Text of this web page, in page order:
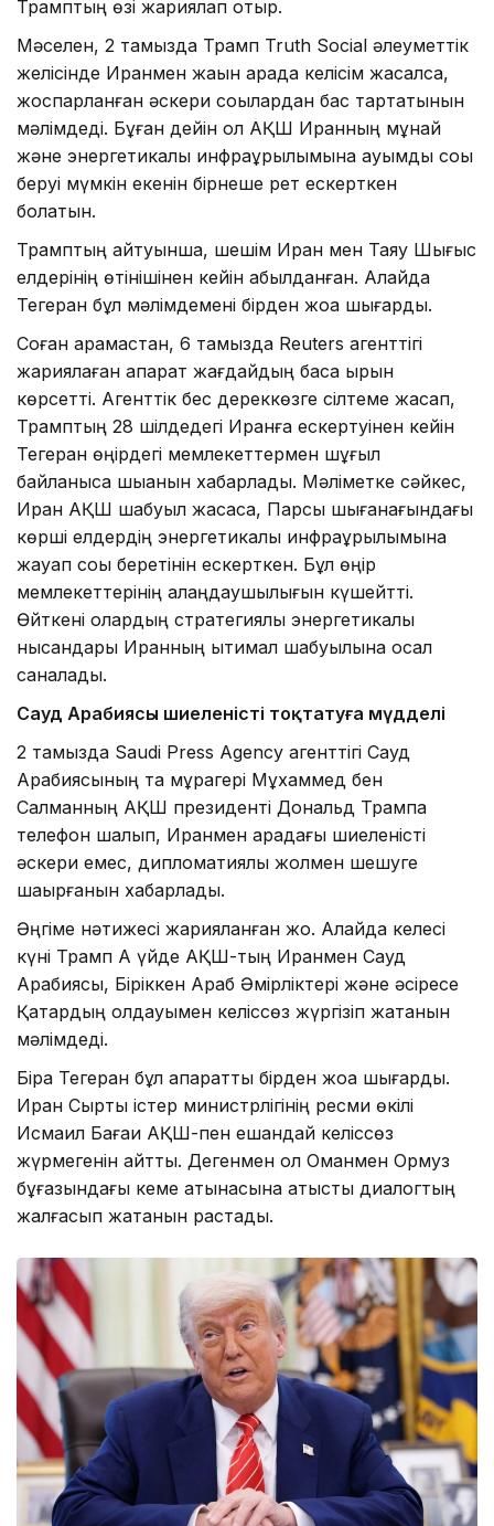
Трамптың өзі жариялап отыр.
Мәселен, 2 тамызда Трамп Truth Social әлеуметтік
желісінде Иранмен жақын арада келісім жасалса,
жоспарланған әскери соққылардан бас тартатынын
мәлімдеді. Бұған дейін ол АҚШ Иранның мұнай
және энергетикалық инфрақұрылымына ауқымды соққы
беруі мүмкін екенін бірнеше рет ескерткен
болатын.
Трамптың айтуынша, шешім Иран мен Таяу Шығыс
елдерінің өтінішінен кейін қабылданған. Алайда
Тегеран бұл мәлімдемені бірден жоққа шығарды.
Соған қарамастан, 6 тамызда Reuters агенттігі
жариялаған ақпарат жағдайдың басқа қырын
көрсетті. Агенттік бес дереккөзге сілтеме жасап,
Трамптың 28 шілдедегі Иранға ескертуінен кейін
Тегеран өңірдегі мемлекеттермен шұғыл
байланысқа шыққанын хабарлады. Мәліметке сәйкес,
Иран АҚШ шабуыл жасаса, Парсы шығанағындағы
көрші елдердің энергетикалық инфрақұрылымына
жауап соққы беретінін ескерткен. Бұл өңір
мемлекеттерінің алаңдаушылығын күшейтті.
Өйткені олардың стратегиялық энергетикалық
нысандары Иранның ықтимал шабуылына осал
саналады.
Сауд Арабиясы шиеленісті тоқтатуға мүдделі
2 тамызда Saudi Press Agency агенттігі Сауд
Арабиясының тақ мұрагері Мұхаммед бен
Салманның АҚШ президенті Дональд Трампқа
телефон шалып, Иранмен арадағы шиеленісті
әскери емес, дипломатиялық жолмен шешуге
шақырғанын хабарлады.
Әңгіме нәтижесі жарияланған жоқ. Алайда келесі
күні Трамп Ақ үйде АҚШ-тың Иранмен Сауд
Арабиясы, Біріккен Араб Әмірліктері және әсіресе
Қатардың қолдауымен келіссөз жүргізіп жатқанын
мәлімдеді.
Бірақ Тегеран бұл ақпаратты бірден жоққа шығарды.
Иран Сыртқы істер министрлігінің ресми өкілі
Исмаил Бағаи АҚШ-пен ешқандай келіссөз
жүрмегенін айтты. Дегенмен ол Оманмен Ормуз
бұғазындағы кеме қатынасына қатысты диалогтың
жалғасып жатқанын растады.